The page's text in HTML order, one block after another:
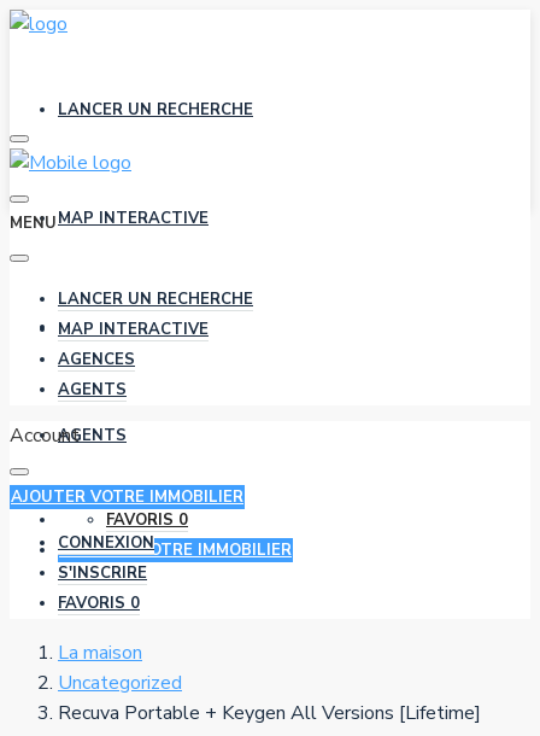
LANCER UN RECHERCHE
MAP INTERACTIVE
AGENCES
AGENTS
FAVORIS 0
AJOUTER VOTRE IMMOBILIER
MENU
LANCER UN RECHERCHE
MAP INTERACTIVE
AGENCES
AGENTS
Account
AJOUTER VOTRE IMMOBILIER
CONNEXION
S'INSCRIRE
FAVORIS 0
La maison
Uncategorized
Recuva Portable + Keygen All Versions [Lifetime]